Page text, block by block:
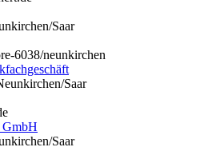
Saar
6038/neunkirchen
Saar
GmbH
Saar